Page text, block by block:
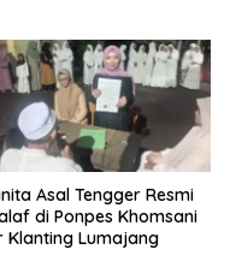
Asal Tengger Resmi
di Ponpes Khomsani
Klanting Lumajang